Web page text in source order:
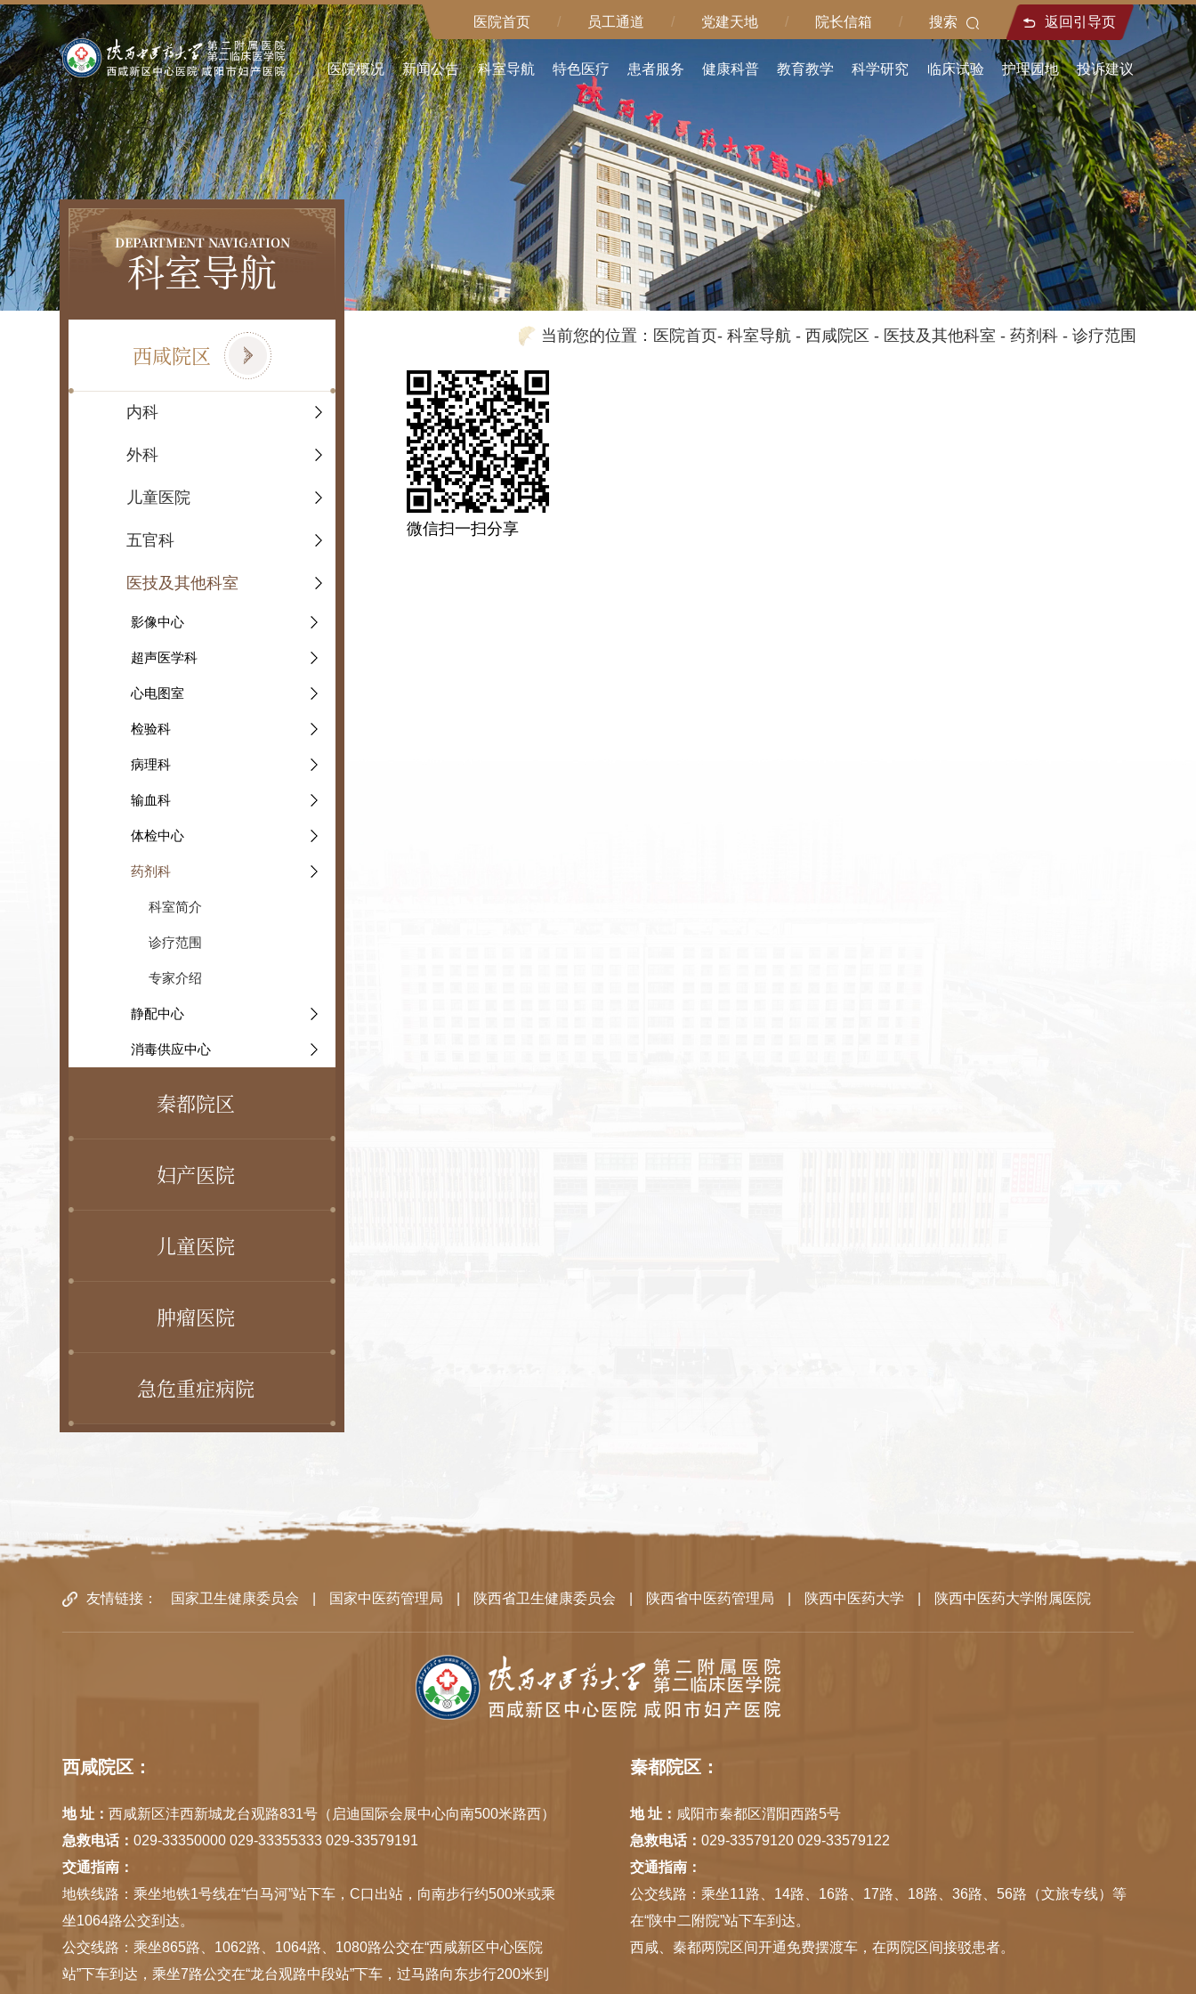
医院首页 / 员工通道 / 党建天地 / 院长信箱 / 搜索 返回引导页
医院概况 新闻公告 科室导航 特色医疗 患者服务 健康科普 教育教学 科学研究 临床试验 护理园地 投诉建议
DEPARTMENT NAVIGATION
科室导航
西咸院区
内科
外科
儿童医院
五官科
医技及其他科室
影像中心
超声医学科
心电图室
检验科
病理科
输血科
体检中心
药剂科
科室简介
诊疗范围
专家介绍
静配中心
消毒供应中心
秦都院区
妇产医院
儿童医院
肿瘤医院
急危重症病院
当前您的位置： 医院首页- 科室导航- 西咸院区 - 医技及其他科室 - 药剂科- 诊疗范围
微信扫一扫分享
友情链接： 国家卫生健康委员会 国家中医药管理局 陕西省卫生健康委员会 陕西省中医药管理局 陕西中医药大学 陕西中医药大学附属医院
西咸院区：
地 址： 西咸新区沣西新城龙台观路831号（启迪国际会展中心向南500米路西）
急救电话： 029-33350000 029-33355333 029-33579191
交通指南：
地铁线路：乘坐地铁1号线在“白马河”站下车，C口出站，向南步行约500米或乘
坐1064路公交到达。
公交线路：乘坐865路、1062路、1064路、1080路公交在“西咸新区中心医院
站”下车到达，乘坐7路公交在“龙台观路中段站”下车，过马路向东步行200米到
秦都院区：
地 址： 咸阳市秦都区渭阳西路5号
急救电话：029-33579120 029-33579122
交通指南：
公交线路：乘坐11路、14路、16路、17路、18路、36路、56路（文旅专线）等
在“陕中二附院”站下车到达。
西咸、秦都两院区间开通免费摆渡车，在两院区间接驳患者。